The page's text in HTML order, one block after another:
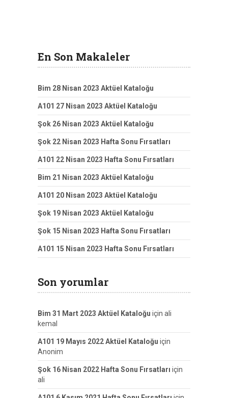
En Son Makaleler
Bim 28 Nisan 2023 Aktüel Kataloğu
A101 27 Nisan 2023 Aktüel Kataloğu
Şok 26 Nisan 2023 Aktüel Kataloğu
Şok 22 Nisan 2023 Hafta Sonu Fırsatları
A101 22 Nisan 2023 Hafta Sonu Fırsatları
Bim 21 Nisan 2023 Aktüel Kataloğu
A101 20 Nisan 2023 Aktüel Kataloğu
Şok 19 Nisan 2023 Aktüel Kataloğu
Şok 15 Nisan 2023 Hafta Sonu Fırsatları
A101 15 Nisan 2023 Hafta Sonu Fırsatları
Son yorumlar
Bim 31 Mart 2023 Aktüel Kataloğu için ali
kemal
A101 19 Mayıs 2022 Aktüel Kataloğu için
Anonim
Şok 16 Nisan 2022 Hafta Sonu Fırsatları için
ali